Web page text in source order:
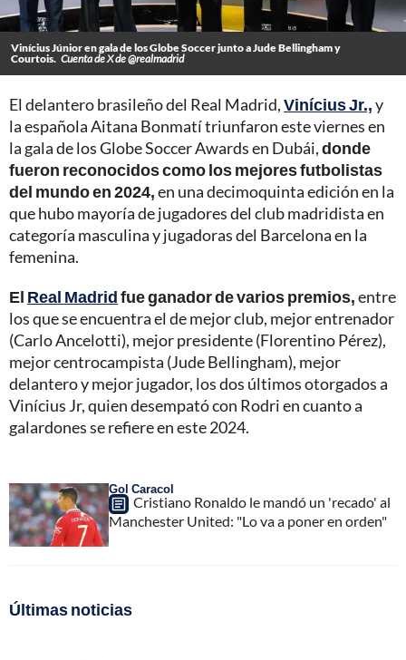
Vinícius Júnior en gala de los Globe Soccer junto a Jude Bellingham y
Courtois. Cuenta de X de @realmadrid
El delantero brasileño del Real Madrid,Vinícius Jr.,y
la española Aitana Bonmatí triunfaron este viernes en
la gala de los Globe Soccer Awards en Dubái,donde
fueron reconocidos como los mejores futbolistas
del mundo en 2024,en una decimoquinta edición en la
que hubo mayoría de jugadores del club madridista en
categoría masculina y jugadoras del Barcelona en la
femenina.
El Real Madridfue ganador de varios premios,entre
los que se encuentra el de mejor club, mejor entrenador
(Carlo Ancelotti), mejor presidente (Florentino Pérez),
mejor centrocampista (Jude Bellingham), mejor
delantero y mejor jugador, los dos últimos otorgados a
Vinícius Jr, quien desempató con Rodri en cuanto a
galardones se refiere en este 2024.
Gol Caracol
Cristiano Ronaldo le mandó un 'recado' al
Manchester United: "Lo va a poner en orden"
Últimas noticias